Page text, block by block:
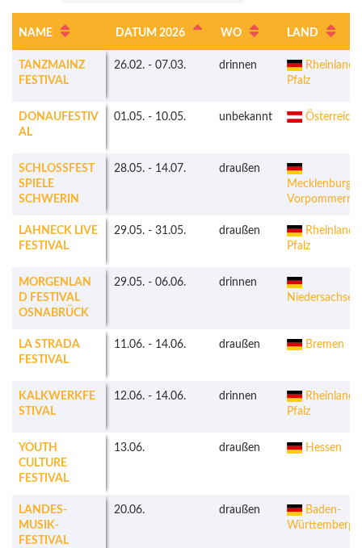
NAME DATUM 2026 WO LAND
TANZMAINZ
FESTIVAL
26.02. - 07.03. drinnen
Rheinland-
Pfalz
DONAUFESTIV
AL
01.05. - 10.05. unbekannt Österreich
SCHLOSSFEST
SPIELE
SCHWERIN
28.05. - 14.07.
draußen
Mecklenburg-
Vorpommern
LAHNECK LIVE
FESTIVAL
29.05. - 31.05. draußen
Rheinland-
Pfalz
MORGENLAN
D FESTIVAL
OSNABRÜCK
29.05. - 06.06.
drinnen
Niedersachsen
LA STRADA
FESTIVAL
11.06. - 14.06. draußen Bremen
KALKWERKFE
STIVAL
12.06. - 14.06. drinnen
Rheinland-
Pfalz
YOUTH
CULTURE
FESTIVAL
13.06. draußen Hessen
LANDES-
MUSIK-
FESTIVAL
20.06. draußen
Baden-
Württemberg